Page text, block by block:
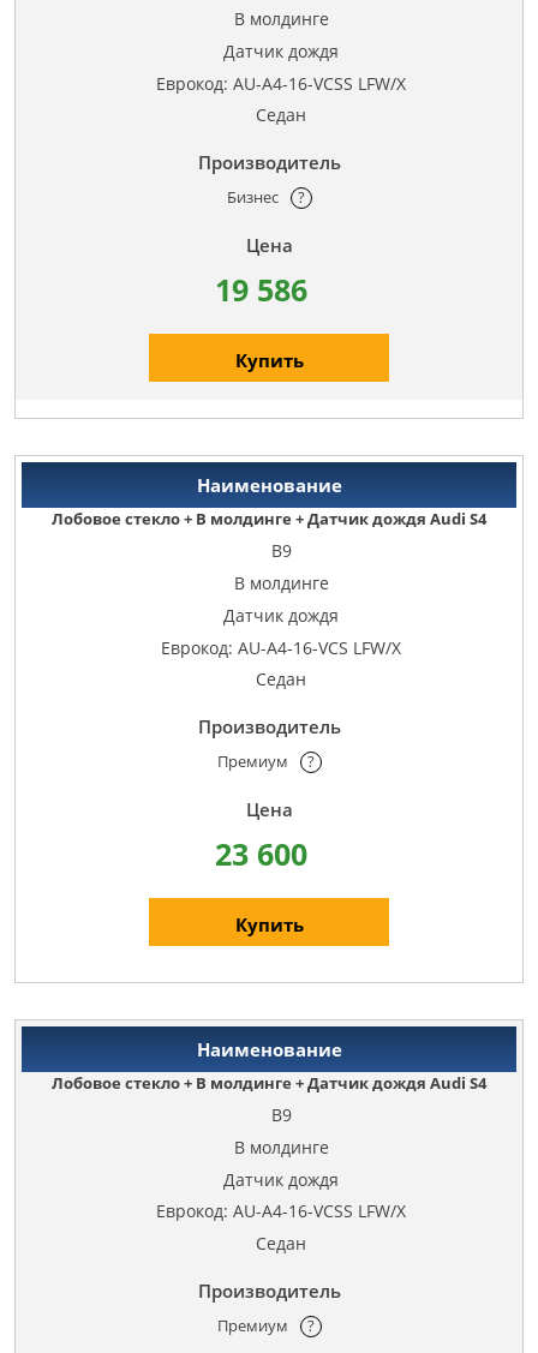
В молдинге
Датчик дождя
Еврокод: AU-A4-16-VCSS LFW/X
Седан
Бизнес ?
19 586
Купить
Лобовое стекло + В молдинге + Датчик дождя Audi S4
B9
В молдинге
Датчик дождя
Еврокод: AU-A4-16-VCS LFW/X
Седан
Премиум ?
23 600
Купить
Лобовое стекло + В молдинге + Датчик дождя Audi S4
B9
В молдинге
Датчик дождя
Еврокод: AU-A4-16-VCSS LFW/X
Седан
Премиум ?